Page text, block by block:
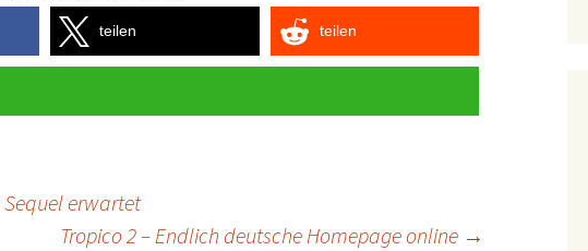
teilen teilen
erwartet
Tropico 2 – Endlich deutsche Homepage online →